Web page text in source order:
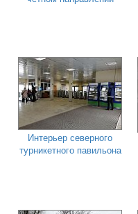
Интерьер северного
турникетного павильона